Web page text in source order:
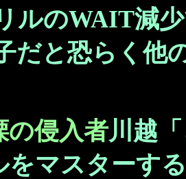
ルのWAIT減
だと恐らく他
の侵入者川越
をマスターす